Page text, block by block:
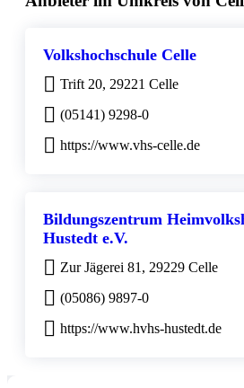
Volkshochschule Celle
Trift 20, 29221 Celle
(05141) 9298-0
https://www.vhs-celle.de
Bildungszentrum
Hustedt e.V.
Zur Jägerei 81, 29229 Celle
(05086) 9897-0
https://www.hvhs-hustedt.de